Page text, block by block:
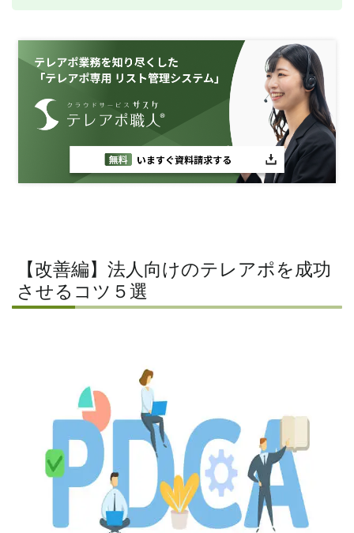
【改善編】法人向けのテレアポを成功
させるコツ５選